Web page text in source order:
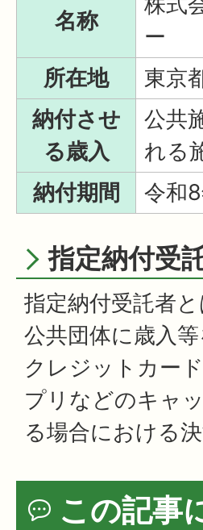
名称
ー
所在地
東京
納付させ
る歳入
公共
れる
納付期間
令和
指定納付受
指定納付受託者
公共団体に歳入
クレジットカー
プリなどのキャ
る場合における
この記事